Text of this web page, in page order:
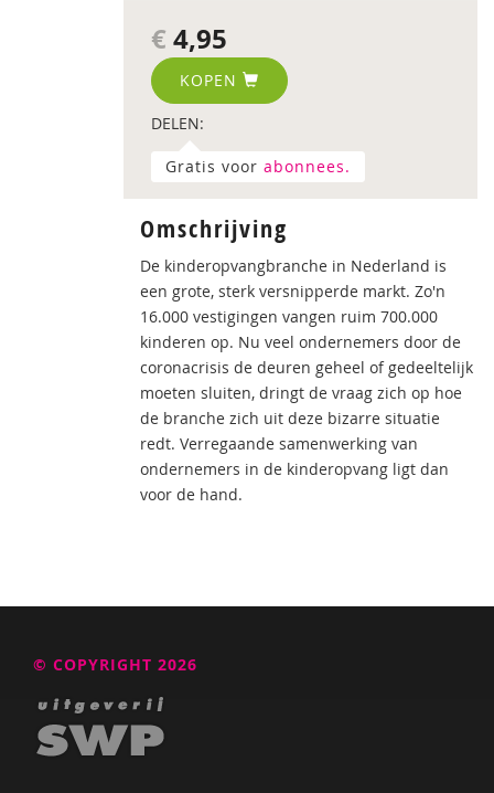
€ 4,95
KOPEN
DELEN:
Gratis voor abonnees.
Omschrijving
De kinderopvangbranche in Nederland is
een grote, sterk versnipperde markt. Zo'n
16.000 vestigingen vangen ruim 700.000
kinderen op. Nu veel ondernemers door de
coronacrisis de deuren geheel of gedeeltelijk
moeten sluiten, dringt de vraag zich op hoe
de branche zich uit deze bizarre situatie
redt. Verregaande samenwerking van
ondernemers in de kinderopvang ligt dan
voor de hand.
© COPYRIGHT 2026